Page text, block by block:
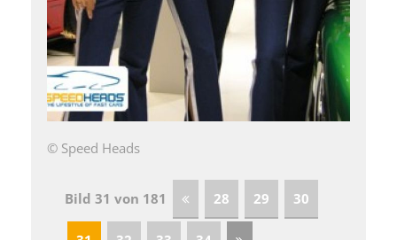
© Speed Heads
Bild 31 von 181 28 29 30